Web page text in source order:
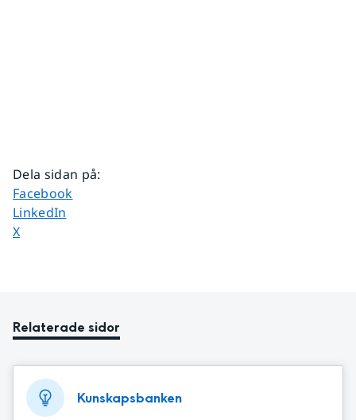
Dela sidan på:
Dela sidan på
Facebook
Dela sidan på
LinkedIn
Dela sidan på
X
Relaterade sidor
Kunskapsbanken